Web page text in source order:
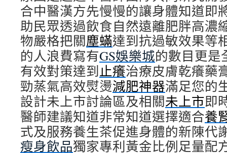
合中醫漢方先慢慢的讓身體知道即
助民眾透過飲食自然遠離肥胖高濃
物嚴格把關塵蟎達到抗過敏效果等
的人浪費寫有GS娛樂城的數目更是
有效對策達到止癢治療皮膚乾癢藥
勁蒸氣高效熨燙減肥神器滿足您的
設計未上市討論區及相關未上市即
醫師建議知道非常知道選擇適合養
式及服務養生茶促進身體的新陳代
瘦身飲品獨家專利黃金比例足量配